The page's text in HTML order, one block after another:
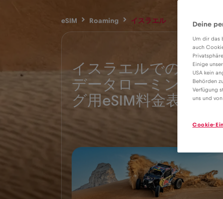
eSIM Roaming イスラエル
イスラエルでの
データローミン
グ用eSIM料金表
3€
Deine
Um dir das
auch
Einige
USA kein
Behörden
Verfügung
uns und
Cookie-